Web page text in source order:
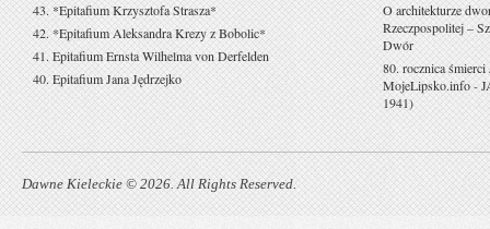
43. *Epitafium Krzysztofa Strasza*
42. *Epitafium Aleksandra Krezy z Bobolic*
41. Epitafium Ernsta Wilhelma von Derfelden
40. Epitafium Jana Jędrzejko
O architekturze
Rzeczpospolitej –
Dwór
80. rocznica
MojeLipsko.info-
1941)
Dawne Kieleckie © 2026. All Rights Reserved.